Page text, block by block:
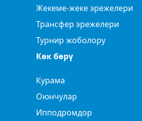
Жекеме-жеке эрежелери
Трансфер эрежелери
Турнир жоболору
Көк бөрү
Курама
Оюнчулар
Ипподромдор